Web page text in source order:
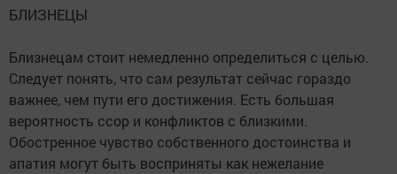
БЛИЗНЕЦЫ
Близнецам стоит немедленно определиться с целью.
Следует понять, что сам результат сейчас гораздо
важнее, чем пути его достижения. Есть большая
вероятность ссор и конфликтов с близкими.
Обостренное чувство собственного достоинства и
апатия могут быть восприняты как нежелание